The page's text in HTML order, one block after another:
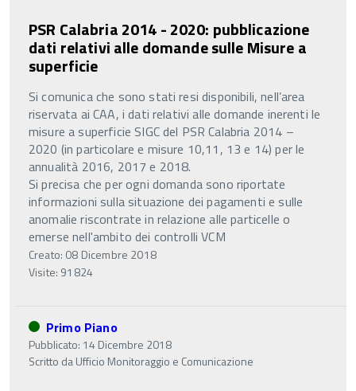
PSR Calabria 2014 - 2020: pubblicazione
dati relativi alle domande sulle Misure a
superficie
Si comunica che sono stati resi disponibili, nell’area
riservata ai CAA, i dati relativi alle domande inerenti le
misure a superficie SIGC del PSR Calabria 2014 –
2020 (in particolare e misure 10,11, 13 e 14) per le
annualità 2016, 2017 e 2018.
Si precisa che per ogni domanda sono riportate
informazioni sulla situazione dei pagamenti e sulle
anomalie riscontrate in relazione alle particelle o
emerse nell'ambito dei controlli VCM
Creato: 08 Dicembre 2018
Visite: 91824
Primo Piano
Pubblicato: 14 Dicembre 2018
Scritto daUfficio Monitoraggio e Comunicazione